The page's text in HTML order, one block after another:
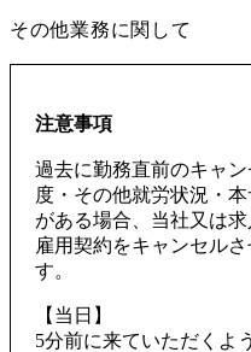
その他業務に関して
注意事項
過去に勤務直前のキャ
度・その他就労状況・
がある場合、当社又は
雇用契約をキャンセル
す。
【当日】
5分前に来ていただくよ